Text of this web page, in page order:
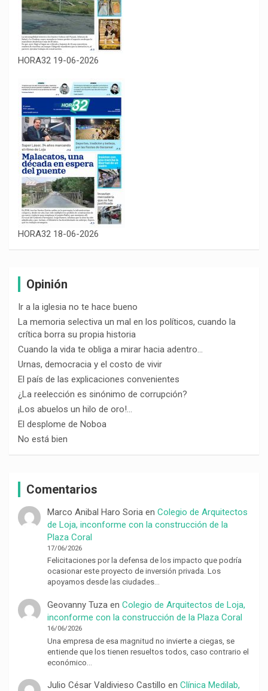
HORA32 19-06-2026
HORA32 18-06-2026
Opinión
Ir a la iglesia no te hace bueno
La memoria selectiva un mal en los políticos, cuando la
crítica borra su propia historia
Cuando la vida te obliga a mirar hacia adentro…
Urnas, democracia y el costo de vivir
El país de las explicaciones convenientes
¿La reelección es sinónimo de corrupción?
¡Los abuelos un hilo de oro!…
El desplome de Noboa
No está bien
Comentarios
Marco Anibal Haro Soriaen Colegio de Arquitectos
de Loja, inconforme con la construcción de la
Plaza Coral
17/06/2026
Felicitaciones por la defensa de los impacto que podría
ocasionar este proyecto de inversión privada. Los
apoyamos desde las ciudades…
Geovanny Tuzaen Colegio de Arquitectos de Loja,
inconforme con la construcción de la Plaza Coral
16/06/2026
Una empresa de esa magnitud no invierte a ciegas, se
entiende que los tienen resueltos todos, caso contrario el
económico…
Julio César Valdivieso Castillo en Clínica Medilab,